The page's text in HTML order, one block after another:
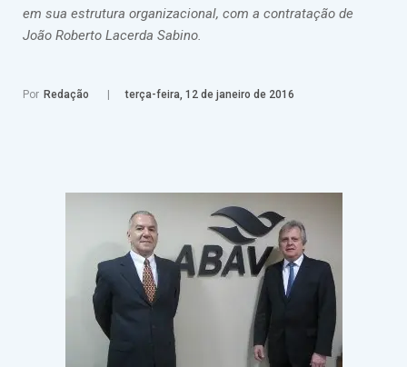
em sua estrutura organizacional, com a contratação de
João Roberto Lacerda Sabino.
Por Redação terça-feira, 12 de janeiro de 2016